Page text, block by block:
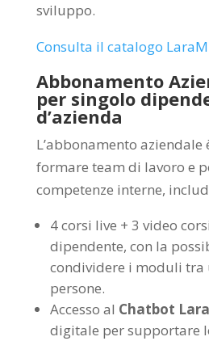
sviluppo.
Consulta il catalogo
Abbonamento
per singolo
d’azienda
L’abbonamento aziendale
formare team di lavoro e
competenze interne,
4 corsi live + 3 video
dipendente, con la
condividere i moduli tra
persone.
Accesso al Chatbot
digitale per supportare